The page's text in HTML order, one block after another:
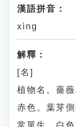
漢語拼音：
xìng
解釋：
[名]
植物名。薔
赤色。葉芽
常單生，白